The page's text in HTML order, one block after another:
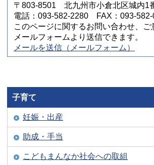
〒803-8501 北九州市小倉北区城内1
電話：093-582-2280 FAX：093-582-
このページに関するお問い合わせ、ご
メールフォームより送信できます。
メールを送信（メールフォーム）
子育て
妊娠・出産
助成・手当
こどもまんなか社会への取組